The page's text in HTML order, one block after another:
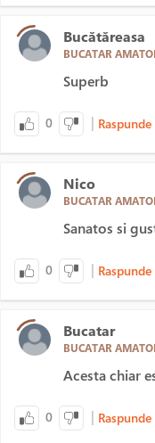
Bucătăreasa
BUCATAR
Superb
0 | Raspunde
Nico
BUCATAR
Sanatos si
0 | Raspunde
Bucatar
BUCATAR
Acesta chiar
0 | Raspunde